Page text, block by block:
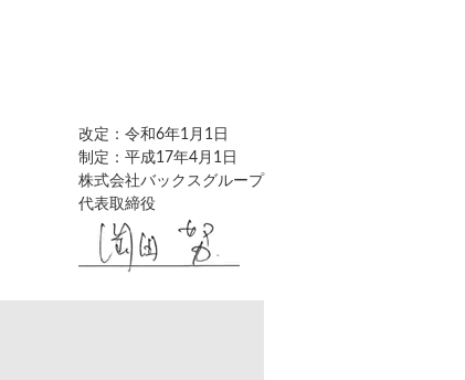
改定：令和6年1月1日
制定：平成17年4月1日
株式会社バックスグループ
代表取締役